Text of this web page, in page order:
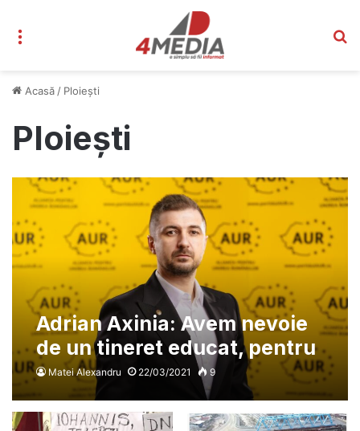
Acasă / Ploiești
Ploiești
Adrian Axinia: Avem nevoie
de un tineret educat, pentru
că voi sunteți viitorii noștri
colegi
Matei Alexandru 22/03/2021 9